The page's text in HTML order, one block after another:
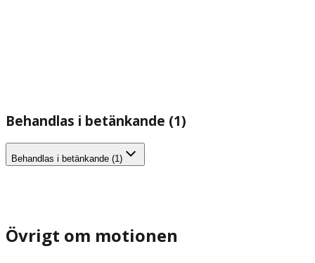
Behandlas i betänkande (1)
Behandlas i betänkande (1)
Övrigt om motionen